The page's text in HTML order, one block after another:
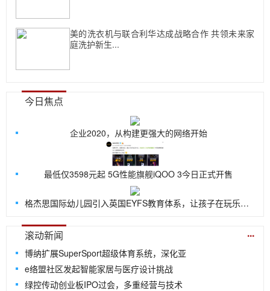
美的洗衣机与联合利华达成战略合作 共领未来家
庭洗护新生...
今日焦点
企业2020，从构建更强大的网络开始
最低仅3598元起 5G性能旗舰iQOO 3今日正式开售
格杰思国际幼儿园引入英国EYFS教育体系，让孩子在玩乐中探索世界
滚动新闻 ...
博纳扩展SuperSport超级体育系统，深化亚
e络盟社区发起智能家居与医疗设计挑战
绿控传动创业板IPO过会，多重经营与技术